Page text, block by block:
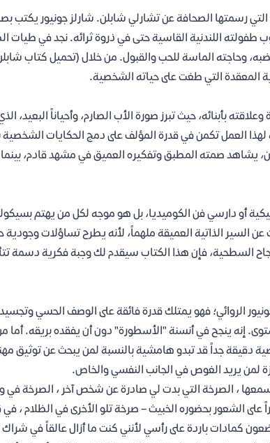
التي رسمتها الصحافة عن تشارلي شابلن. شارلز جونيور يكتب
اللندنية القاسية حتى في ذروة ثرائه. نجد في طيات
المعقدة التي طغت على حياته الشخصية.
بأبنائه، حيث تبرز صورة الأب الصارم، وأحياناً البعيد،
لهذا العمل تكمن في قدرة المؤلف على دمج الحكايات الشخصية
يشاهد صمته المطبق وتفكيره العميق في مشهد قادم، بينما
أو دارسي فن الكوميديا، بل هو موجه لكل من يهتم
السير الذاتية العميقة ملهماً، لأنه يطرح تساؤلات وجودية
السطحية، فإن هذا الكتاب سيقدم لك وجبة فكرية دسمة
الروائي؛ فهو يمتلك قدرة فائقة على الوصف الحسي
إنه ينجح في أنسنة "الأسطورة" دون أن يفقده بريقه. أما
دقيقة جداً قد تبدو هامشية بالنسبة لمن يبحث عن توثيق
لمن يريد الغوص في الجانب النفسي والخاص.
، الصرخة التي بدت لي صادرة عن شخص آخر ، الصرخة
الشعور بحضوره الخبيث – صرخة تلو الأخرى في الظلام ،
كمادات باردة على رأسي لأنني كنت ما أزال عالقاً في